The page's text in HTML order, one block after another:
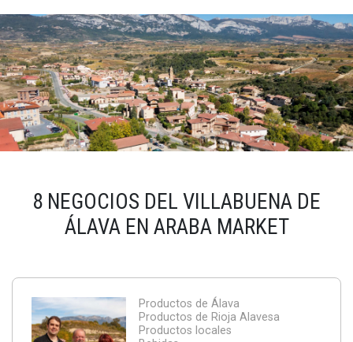
8 NEGOCIOS DEL VILLABUENA DE
ÁLAVA EN ARABA MARKET
Productos de Álava
Productos de Rioja Alavesa
Productos locales